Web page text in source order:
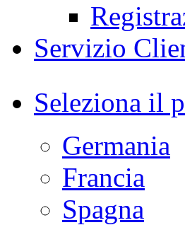
Servizio
Seleziona il
Germania
Francia
Spagna